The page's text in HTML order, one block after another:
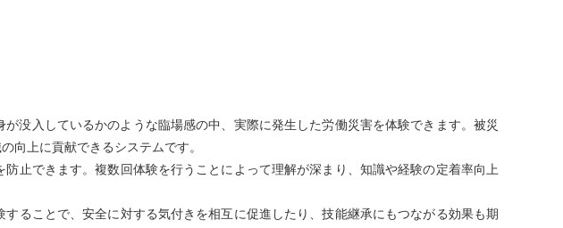
没入しているかのような臨場感の中、実際に発生した労働災害を体験できます。被災
向上に貢献できるシステムです。
止できます。複数回体験を行うことによって理解が深まり、知識や経験の定着率向上
ることで、安全に対する気付きを相互に促進したり、技能継承にもつながる効果も期